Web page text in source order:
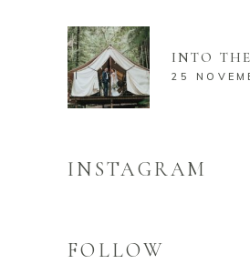
INTO
25
INSTAGRAM
FOLLOW